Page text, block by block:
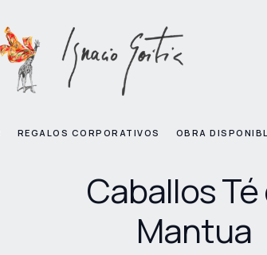
REGALOS CORPORATIVOS OBRA
Caballos
Mantua